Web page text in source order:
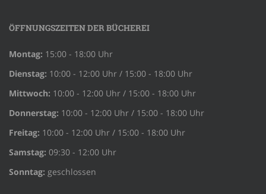
ÖFFNUNGSZEITEN DER BÜCHEREI
Montag: 15:00 - 18:00 Uhr
Dienstag: 10:00 - 12:00 Uhr / 15:00 - 18:00 Uhr
Mittwoch: 10:00 - 12:00 Uhr / 15:00 - 18:00 Uhr
Donnerstag: 10:00 - 12:00 Uhr / 15:00 - 18:00 Uhr
Freitag: 10:00 - 12:00 Uhr / 15:00 - 18:00 Uhr
Samstag: 09:30 - 12:00 Uhr
Sonntag: geschlossen